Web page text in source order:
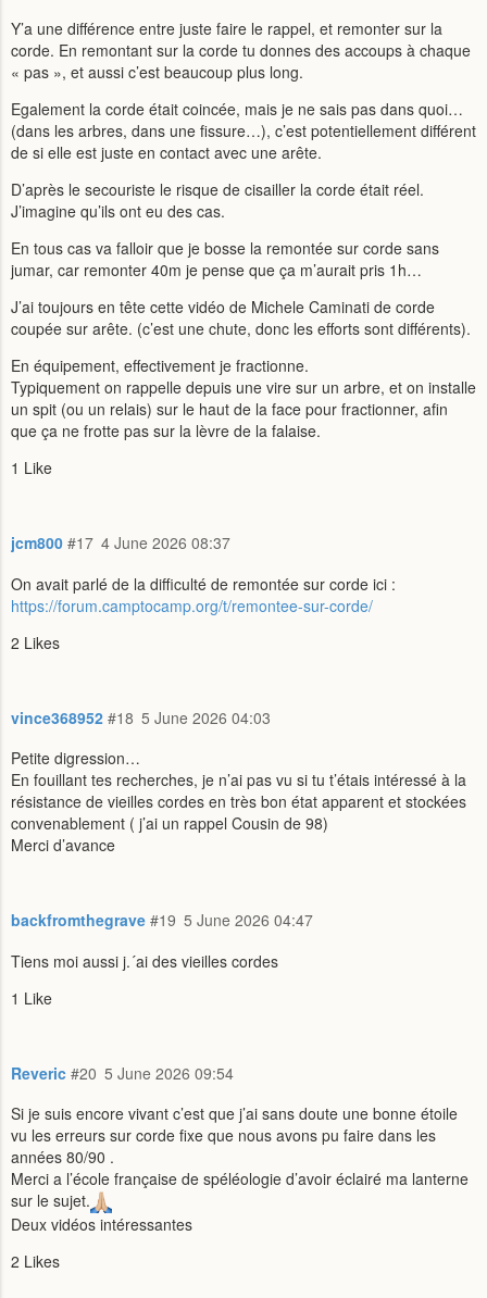
Y’a une différence entre juste faire le rappel, et remonter sur la
corde. En remontant sur la corde tu donnes des accoups à chaque
« pas », et aussi c’est beaucoup plus long.
Egalement la corde était coincée, mais je ne sais pas dans quoi…
(dans les arbres, dans une fissure…), c’est potentiellement différent
de si elle est juste en contact avec une arête.
D’après le secouriste le risque de cisailler la corde était réel.
J’imagine qu’ils ont eu des cas.
En tous cas va falloir que je bosse la remontée sur corde sans
jumar, car remonter 40m je pense que ça m’aurait pris 1h…
J’ai toujours en tête cette vidéo de Michele Caminati de corde
coupée sur arête. (c’est une chute, donc les efforts sont différents).
En équipement, effectivement je fractionne.
Typiquement on rappelle depuis une vire sur un arbre, et on installe
un spit (ou un relais) sur le haut de la face pour fractionner, afin
que ça ne frotte pas sur la lèvre de la falaise.
1 Like
jcm800 4 June 2026 08:37
#17
On avait parlé de la difficulté de remontée sur corde ici :
https://forum.camptocamp.org/t/remontee-sur-corde/
2 Likes
vince368952 5 June 2026 04:03
#18
Petite digression…
En fouillant tes recherches, je n’ai pas vu si tu t’étais intéressé à la
résistance de vieilles cordes en très bon état apparent et stockées
convenablement ( j’ai un rappel Cousin de 98)
Merci d’avance
backfromthegrave 5 June 2026 04:47
#19
Tiens moi aussi j.´ai des vieilles cordes
1 Like
Reveric 5 June 2026 09:54
#20
Si je suis encore vivant c’est que j’ai sans doute une bonne étoile
vu les erreurs sur corde fixe que nous avons pu faire dans les
années 80/90 .
Merci a l’école française de spéléologie d’avoir éclairé ma lanterne
sur le sujet.
Deux vidéos intéressantes
2 Likes